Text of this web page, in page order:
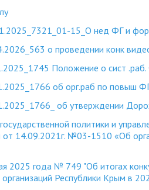
15_О нед ФГ и
о проведении конк
Положение о сист
об орг.раб по повыш
об утверждении
политики и
от 14.09.2021г. №03-1510 «Об
года № 749 "Об итогах
Республики Крым в